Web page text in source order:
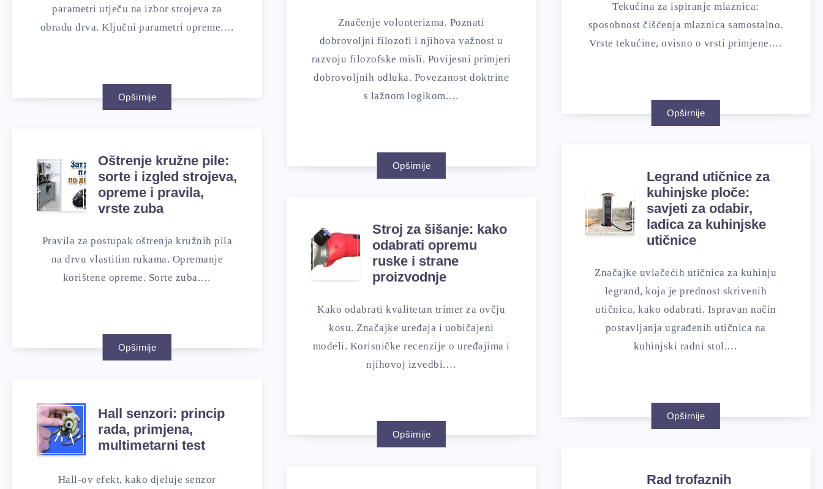
parametri utječu na izbor strojeva za
obradu drva. Ključni parametri opreme.…
Opširnije
Značenje volonterizma. Poznati
dobrovoljni filozofi i njihova važnost u
razvoju filozofske misli. Povijesni primjeri
dobrovoljnih odluka. Povezanost doktrine
s lažnom logikom.…
Opširnije
Tekućina za ispiranje mlaznica:
sposobnost čišćenja mlaznica samostalno.
Vrste tekućine, ovisno o vrsti primjene.…
Opširnije
Oštrenje kružne pile:
sorte i izgled strojeva,
opreme i pravila,
vrste zuba
Pravila za postupak oštrenja kružnih pila
na drvu vlastitim rukama. Opremanje
korištene opreme. Sorte zuba.…
Opširnije
Stroj za šišanje: kako
odabrati opremu
ruske i strane
proizvodnje
Kako odabrati kvalitetan trimer za ovčju
kosu. Značajke uređaja i uobičajeni
modeli. Korisničke recenzije o uređajima i
njihovoj izvedbi.…
Opširnije
Legrand utičnice za
kuhinjske ploče:
savjeti za odabir,
ladica za kuhinjske
utičnice
Značajke uvlačećih utičnica za kuhinju
legrand, koja je prednost skrivenih
utičnica, kako odabrati. Ispravan način
postavljanja ugrađenih utičnica na
kuhinjski radni stol.…
Opširnije
Hall senzori: princip
rada, primjena,
multimetarni test
Hall-ov efekt, kako djeluje senzor
Rad trofaznih